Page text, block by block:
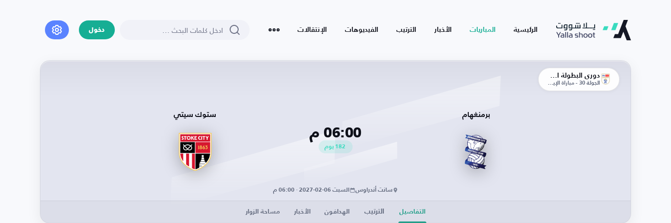
الرئيسية المباريات الأخبار الترتيب الفيديوهات الإنتقالات دخول
الجولة 30 - مباراة الإياب
برمنغهام
06:00 م
182 يوم
ستوك سيتي
سانت أندراوس السبت 06-02-2027 · 06:00 م
التفاصيل الترتيب الهدافون الأخبار مساحة الزوار